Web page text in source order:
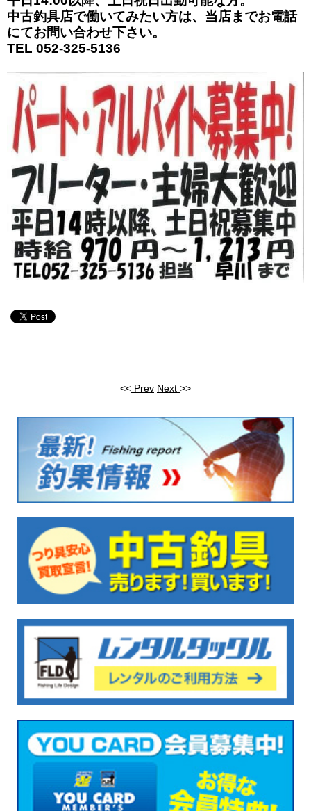
中古釣具店で働いてみたい方は、当店までお電話
にてお問い合わせ下さい。
TEL 052-325-5136
<< Prev Next >>